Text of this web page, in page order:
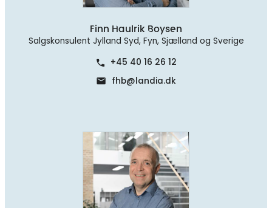
Finn Haulrik Boysen
Salgskonsulent Jylland Syd, Fyn, Sjælland og Sverige
phone +45 40 16 26 12
mail fhb@landia.dk